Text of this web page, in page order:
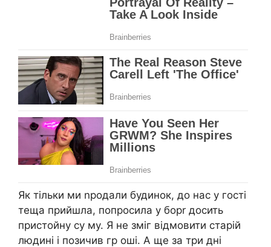
Як тільки ми nродали будинок, до нас у гості
теща прийшла, попросила у борr досить
пристойну су му. Я не зміг відмовити старій
людині і позичив гр оші. А ще за три дні